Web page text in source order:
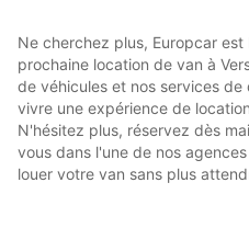
Ne cherchez plus, Europcar
prochaine location de van à
de véhicules et nos services
vivre une expérience de
N'hésitez plus, réservez dès
vous dans l'une de nos
louer votre van sans plus